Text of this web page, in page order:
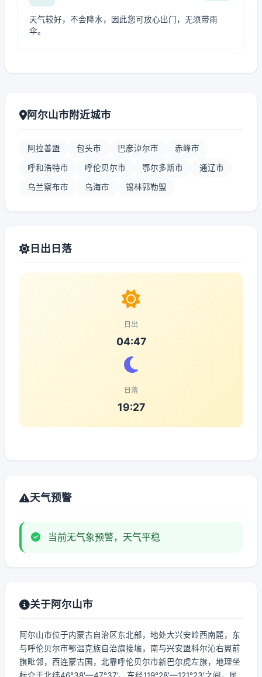
天气较好，不会降水，因此您可放心出门，无须带雨
伞。
阿尔山市附近城市
阿拉善盟 包头市 巴彦淖尔市 赤峰市
呼和浩特市 呼伦贝尔市 鄂尔多斯市 通辽市
乌兰察布市 乌海市 锡林郭勒盟
日出日落
日出
04:47
日落
19:27
天气预警
当前无气象预警，天气平稳
关于阿尔山市
阿尔山市位于内蒙古自治区东北部，地处大兴安岭西南麓，东
与呼伦贝尔市鄂温克族自治旗接壤，南与兴安盟科尔沁右翼前
旗毗邻，西连蒙古国，北靠呼伦贝尔市新巴尔虎左旗，地理坐